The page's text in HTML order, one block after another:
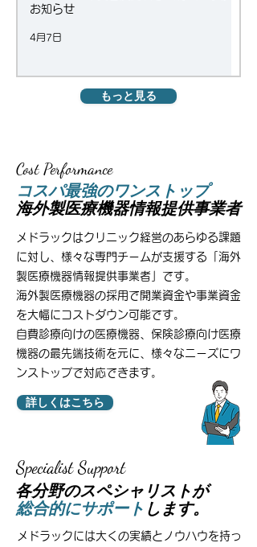
お知らせ
4月7日
もっと見る
Cost Performance
Cost Performance
コスパ最強のワンストップ
海外製医療機器情報提供事業者
メドラックはクリニック経営のあらゆる課題
に対し、様々な専門チームが支援する「海外
製医療機器情報提供事業者」です。
海外製医療機器の採用で開業資金や事業資金
を大幅にコストダウン可能です。
自費診療向けの医療機器、保険診療向け医療
機器の最先端技術を元に、様々なニーズにワ
ンストップで対応できます。
詳しくはこちら
Specialist Support
Specialist Support
各分野のスペシャリストが
総合的にサポート します。
メドラックには大くの実績とノウハウを持っ